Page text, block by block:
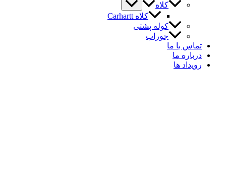
کلاه
کلاه Carhartt
کوله پشتی
جوراب
با ما
ما
ها